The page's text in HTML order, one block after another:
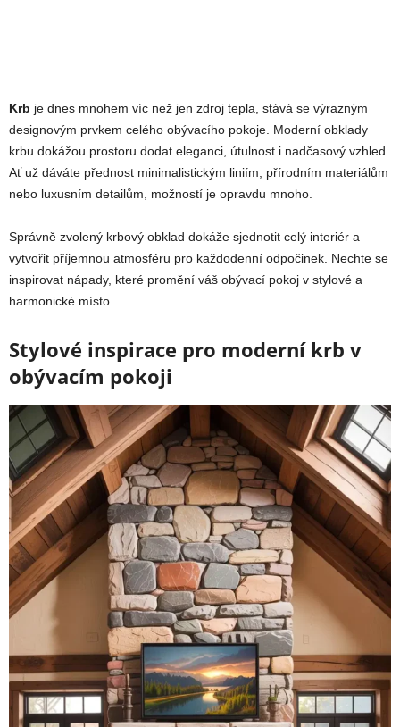
Krb je dnes mnohem víc než jen zdroj tepla, stává se výrazným
designovým prvkem celého obývacího pokoje. Moderní obklady
krbu dokážou prostoru dodat eleganci, útulnost i nadčasový vzhled.
Ať už dáváte přednost minimalistickým liniím, přírodním materiálům
nebo luxusním detailům, možností je opravdu mnoho.
Správně zvolený krbový obklad dokáže sjednotit celý interiér a
vytvořit příjemnou atmosféru pro každodenní odpočinek. Nechte se
inspirovat nápady, které promění váš obývací pokoj v stylové a
harmonické místo.
Stylové inspirace pro moderní krb v
obývacím pokoji